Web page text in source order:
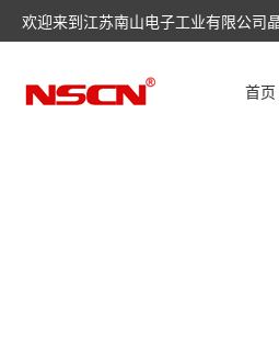
欢迎来到江苏南山电子工业有限公司
首页